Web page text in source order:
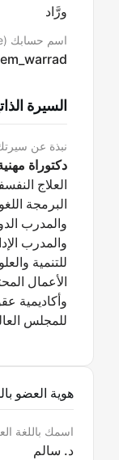
ورَّاد
اسم حسابك (username)
السيرة
نبذة عن
دكتوراة
العلاج
البرمجة
والمدرب
والمدرب
للتنمية
الأعمال
وأكاديمية
للمجلس
هوية العضو
اسمك باللغة
د. سالم